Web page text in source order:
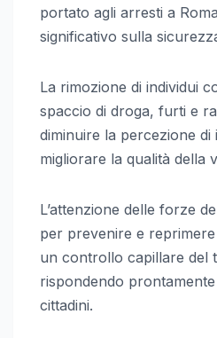
portato agli arresti a
significativo sulla
La rimozione di individui
spaccio di droga, furti e
diminuire la percezione di
migliorare la qualità della
L’attenzione delle forze
per prevenire e
un controllo capillare del
rispondendo
cittadini.